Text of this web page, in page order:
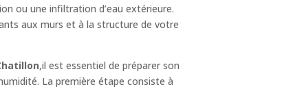
ou une infiltration d’eau extérieure.
aux murs et à la structure de votre
,il est essentiel de préparer son
La première étape consiste à